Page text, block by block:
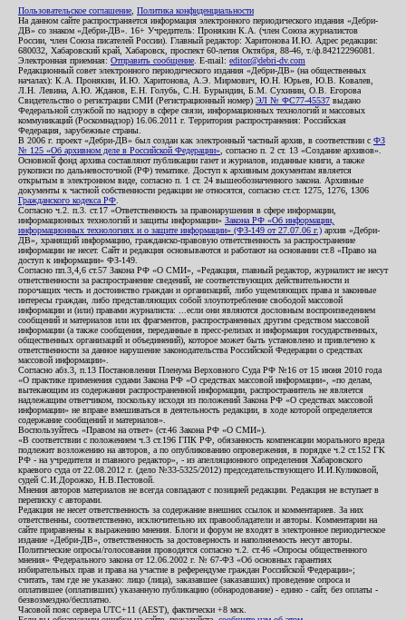
Пользовательское соглашение Политика конфиденциальности
На данном сайте распространяется информация электронного периодического издания «Дебри-
ДВ» со знаком «Дебри-ДВ». 16+ Учредитель: Пронякин К.А. (член Союза журналистов
России, член Союза писателей России). Главный редактор: Харитонова И.Ю. Адрес редакции:
680032, Хабаровский край, Хабаровск, проспект 60-летия Октября, 88-46, т./ф.84212296081.
Электронная приемная: Отправить сообщение . E-mail: editor@debri-dv.com
Редакционный совет электронного периодического издания «Дебри-ДВ» (на общественных
началах): К.А. Пронякин, И.Ю. Харитонова, А.Э. Мирмович, Ю.Н. Юрьев, Ю.В. Ковалев,
Л.Н. Левина, А.Ю. Жданов, Е.Н. Голубь, С.Н. Бурындин, Б.М. Сухинин, О.В. Егорова
Свидетельство о регистрации СМИ (Регистрационный номер) ЭЛ № ФС77-45537 выдано
Федеральной службой по надзору в сфере связи, информационных технологий и массовых
коммуникаций (Роскомнадзор) 16.06.2011 г. Территория распространения: Российская
Федерация, зарубежные страны.
В 2006 г. проект «Дебри-ДВ» был создан как электронный частный архив, в соответствии с ФЗ
№ 125 «Об архивном деле в Российской Федерации» , согласно п. 2 ст. 13 «Создание архивов».
Основной фонд архива составляют публикации газет и журналов, изданные книги, а также
рукописи по дальневосточной (РФ) тематике. Доступ к архивным документам является
открытым в электронном виде, согласно п. 1 ст. 24 вышеобозначенного закона. Архивные
документы к частной собственности редакции не относятся, согласно ст.ст. 1275, 1276, 1306
Гражданского кодекса РФ
Согласно ч.2. п.3. ст.17 «Ответственность за правонарушения в сфере информации,
информационных технологий и защиты информации» Закона РФ «Об информации,
информационных технологиях и о защите информации» (ФЗ-149 от 27.07.06 г.) архив «Дебри-
ДВ», хранящий информацию, гражданско-правовую ответственность за распространение
информации не несет. Сайт и редакция основываются и работают на основании ст.8 «Право на
доступ к информации» ФЗ-149.
Согласно пп.3,4,6 ст.57 Закона РФ «О СМИ», «Редакция, главный редактор, журналист не несут
ответственности за распространение сведений, не соответствующих действительности и
порочащих честь и достоинство граждан и организаций, либо ущемляющих права и законные
интересы граждан, либо представляющих собой злоупотребление свободой массовой
информации и (или) правами журналиста: ...если они являются дословным воспроизведением
сообщений и материалов или их фрагментов, распространенных другим средством массовой
информации (а также сообщения, переданные в пресс-релизах и информация государственных,
общественных организаций и объединений), которое может быть установлено и привлечено к
ответственности за данное нарушение законодательства Российской Федерации о средствах
массовой информации».
Согласно абз.3, п.13 Постановления Пленума Верховного Суда РФ №16 от 15 июня 2010 года
«О практике применения судами Закона РФ «О средствах массовой информации», «по делам,
вытекающим из содержания распространенной информации, распространитель не является
надлежащим ответчиком, поскольку исходя из положений Закона РФ «О средствах массовой
информации» не вправе вмешиваться в деятельность редакции, в ходе которой определяется
содержание сообщений и материалов».
Воспользуйтесь «Правом на ответ» (ст.46 Закона РФ «О СМИ»).
«В соответствии с положением ч.3 ст.196 ГПК РФ, обязанность компенсации морального вреда
подлежит возложению на авторов, а по опубликованию опровержения, в порядке ч.2 ст.152 ГК
РФ - на учредителя и главного редактор», - из апелляционного определения Хабаровского
краевого суда от 22.08.2012 г. (дело №33-5325/2012) председательствующего И.И.Куликовой,
судей С.И.Дорожко, Н.В.Пестовой.
Мнения авторов материалов не всегда совпадают с позицией редакции. Редакция не вступает в
переписку с авторами.
Редакция не несет ответственность за содержание внешних ссылок и комментариев. За них
ответственны, соответственно, исключительно их правообладатели и авторы. Комментарии на
сайте приравнены к выражению мнения. Блоги и форум не входят в электронное периодическое
издание «Дебри-ДВ», ответственность за достоверность и наполняемость несут авторы.
Политические опросы/голосования проводятся согласно ч.2. ст.46 «Опросы общественного
мнения» Федерального закона от 12.06.2002 г. № 67-ФЗ «Об основных гарантиях
избирательных прав и права на участие в референдуме граждан Российской Федерации»;
считать, там где не указано: лицо (лица), заказавшее (заказавших) проведение опроса и
оплатившее (оплативших) указанную публикацию (обнародование) - едино - сайт, без оплаты -
безвозмездно/бесплатно.
Часовой пояс сервера UTC+11 (AEST), фактически +8 мск.